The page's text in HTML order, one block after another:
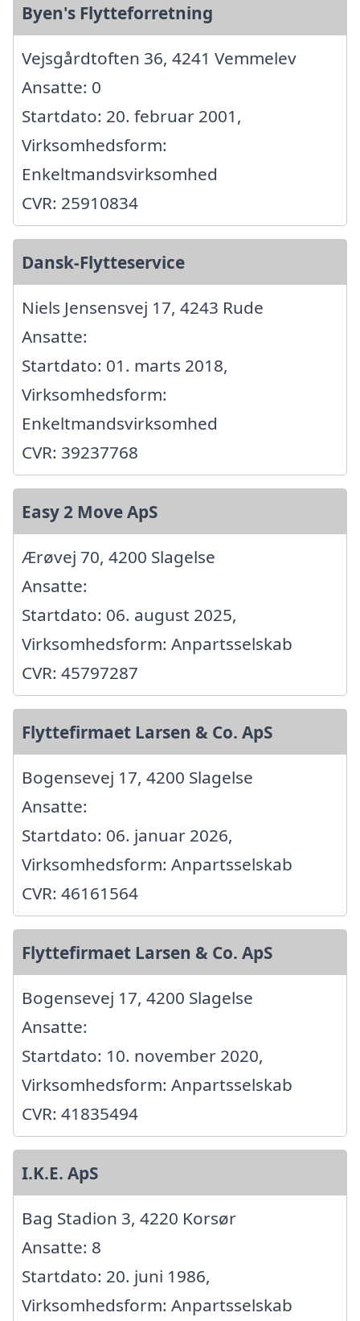
Byen's Flytteforretning
Vejsgårdtoften 36, 4241 Vemmelev
Ansatte: 0
Startdato: 20. februar 2001,
Virksomhedsform:
Enkeltmandsvirksomhed
CVR: 25910834
Dansk-Flytteservice
Niels Jensensvej 17, 4243 Rude
Ansatte:
Startdato: 01. marts 2018,
Virksomhedsform:
Enkeltmandsvirksomhed
CVR: 39237768
Easy 2 Move ApS
Ærøvej 70, 4200 Slagelse
Ansatte:
Startdato: 06. august 2025,
Virksomhedsform: Anpartsselskab
CVR: 45797287
Flyttefirmaet Larsen & Co. ApS
Bogensevej 17, 4200 Slagelse
Ansatte:
Startdato: 06. januar 2026,
Virksomhedsform: Anpartsselskab
CVR: 46161564
Flyttefirmaet Larsen & Co. ApS
Bogensevej 17, 4200 Slagelse
Ansatte:
Startdato: 10. november 2020,
Virksomhedsform: Anpartsselskab
CVR: 41835494
I.K.E. ApS
Bag Stadion 3, 4220 Korsør
Ansatte: 8
Startdato: 20. juni 1986,
Virksomhedsform: Anpartsselskab